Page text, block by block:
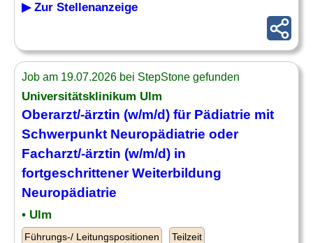
▶ Zur Stellenanzeige
Job am 19.07.2026 bei StepStone gefunden
Universitätsklinikum Ulm
Oberarzt/-ärztin (w/m/d) für Pädiatrie mit
Schwerpunkt Neuropädiatrie oder
Facharzt/-ärztin (w/m/d) in
fortgeschrittener Weiterbildung
Neuropädiatrie
• Ulm
Führungs-/ Leitungspositionen Teilzeit